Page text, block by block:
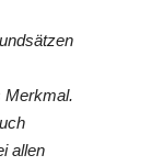
Merkmal.
allen